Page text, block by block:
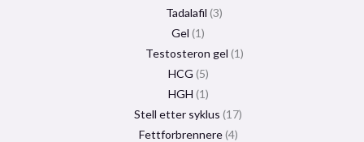
Tadalafil 3
Gel 1
Testosteron gel 1
HCG 5
HGH 1
Stell etter syklus 17
Fettforbrennere 4